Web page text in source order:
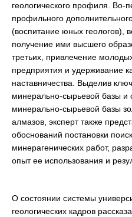
геологического профиля. Во-
профильного
(воспитание юных геологов),
получение ими высшего
третьих, привлечение
предприятия и удерживание
наставничества. Выделив
минерально-сырьевой базы и
минерально-сырьевой базы
алмазов, эксперт также
обоснований постановки
минерагенических работ,
опыт ее использования и
О состоянии системы
геологических кадров